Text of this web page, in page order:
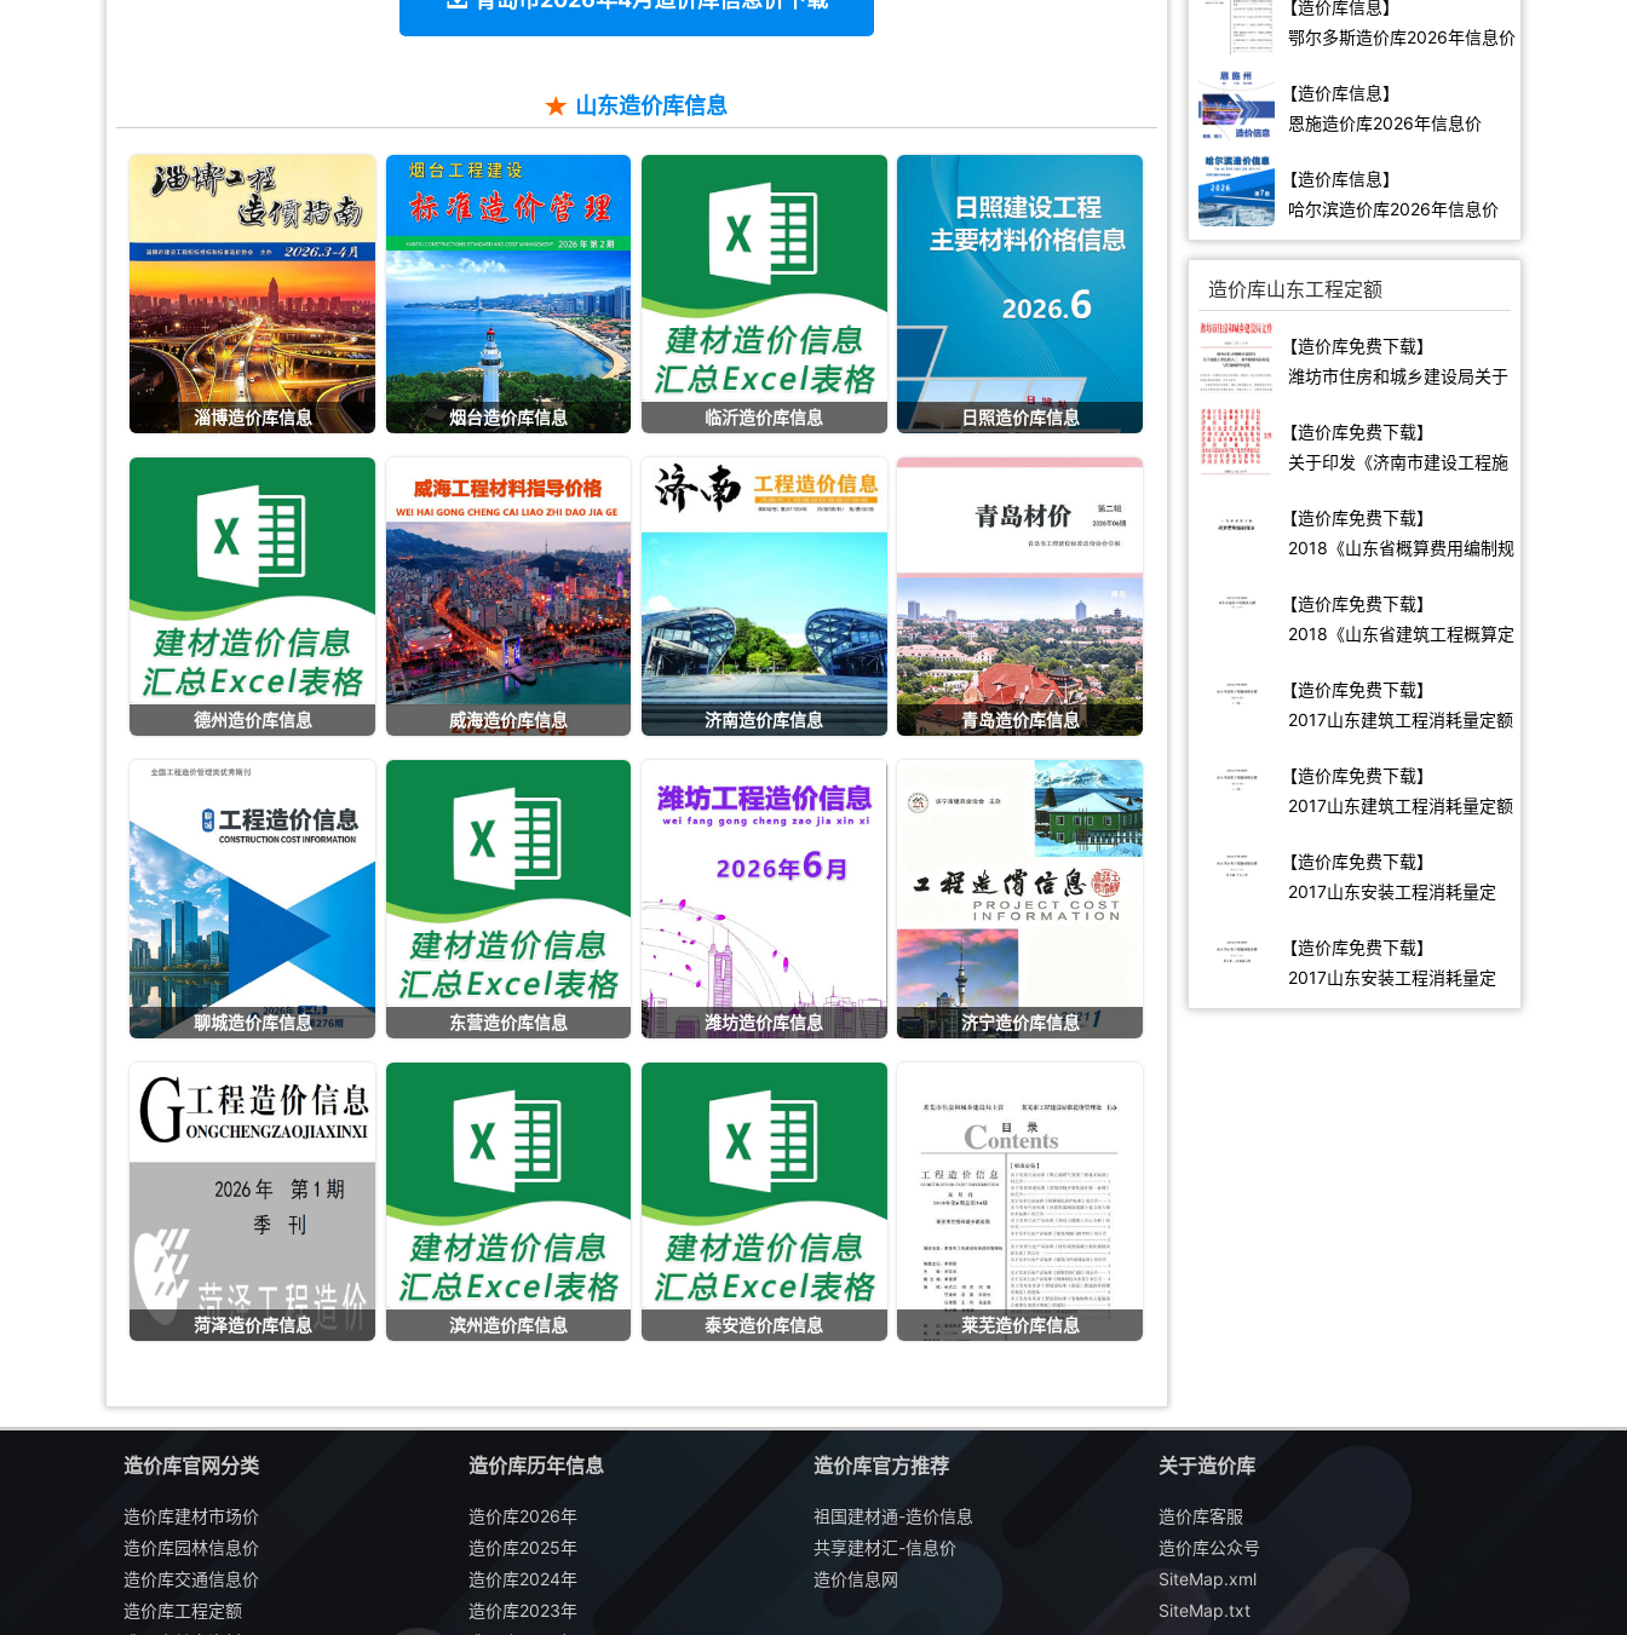
山东造价库信息
淄博造价库信息 烟台造价库信息 临沂造价库信息 日照造价库信息
德州造价库信息 威海造价库信息 济南造价库信息 青岛造价库信息
聊城造价库信息 东营造价库信息 潍坊造价库信息 济宁造价库信息
菏泽造价库信息 滨州造价库信息 泰安造价库信息 莱芜造价库信息
【造价库信息】
鄂尔多斯造价库2026年信息价
【造价库信息】
恩施造价库2026年信息价
【造价库信息】
哈尔滨造价库2026年信息价
造价库山东工程定额
【造价库免费下载】
潍坊市住房和城乡建设局关于
风险防范与控制的指导意见(潍
建发〔2021〕23号)
【造价库免费下载】
关于印发《济南市建设工程施
(济建发〔2023〕35号)
【造价库免费下载】
2018《山东省概算费用编制规
【造价库免费下载】
2018《山东省建筑工程概算定
【造价库免费下载】
2017山东建筑工程消耗量定额
【造价库免费下载】
2017山东建筑工程消耗量定额
【造价库免费下载】
2017山东安装工程消耗量定
【造价库免费下载】
2017山东安装工程消耗量定
额-8册
造价库官网分类
造价库建材市场价
造价库园林信息价
造价库交通信息价
造价库工程定额
造价库历年信息
造价库2026年
造价库2025年
造价库2024年
造价库2023年
造价库官方推荐
祖国建材通-造价信息
共享建材汇-信息价
造价信息网
关于造价库
造价库客服
造价库公众号
SiteMap.xml
SiteMap.txt